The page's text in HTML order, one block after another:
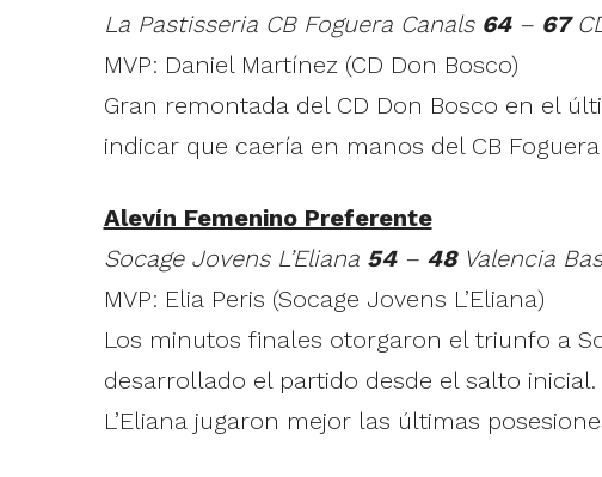
La Pastisseria CB Foguera Canals 64– 67
MVP: Daniel Martínez (CD Don Bosco)
Gran remontada del CD Don Bosco en el
indicar que caería en manos del CB
Alevín Femenino Preferente
Socage Jovens L’Eliana 54– 48Valencia
MVP: Elia Peris (Socage Jovens L’Eliana)
Los minutos finales otorgaron el triunfo a
desarrollado el partido desde el salto
L’Eliana jugaron mejor las últimas